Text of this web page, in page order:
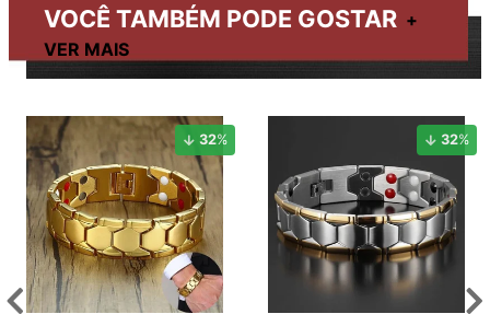
VOCÊ TAMBÉM PODE GOSTAR
32% 32%